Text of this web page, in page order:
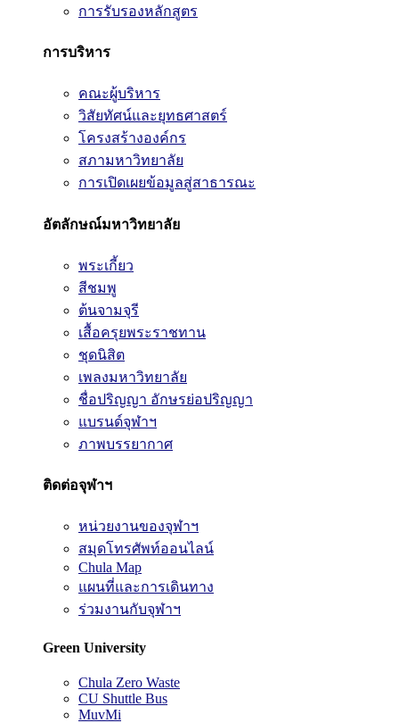
การรับรองหลักสูตร
การบริหาร
คณะผู้บริหาร
วิสัยทัศน์และยุทธศาสตร์
โครงสร้างองค์กร
สภามหาวิทยาลัย
การเปิดเผยข้อมูลสู่สาธารณะ
อัตลักษณ์มหาวิทยาลัย
พระเกี้ยว
สีชมพู
ต้นจามจุรี
เสื้อครุยพระราชทาน
ชุดนิสิต
เพลงมหาวิทยาลัย
ชื่อปริญญา อักษรย่อปริญญา
แบรนด์จุฬาฯ
ภาพบรรยากาศ
ติดต่อจุฬาฯ
หน่วยงานของจุฬาฯ
สมุดโทรศัพท์ออนไลน์
Chula Map
แผนที่และการเดินทาง
ร่วมงานกับจุฬาฯ
Green University
Chula Zero Waste
CU Shuttle Bus
MuvMi